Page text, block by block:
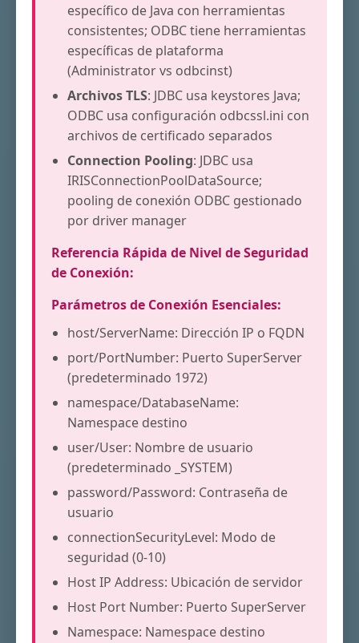
específico de Java con herramientas
consistentes; ODBC tiene herramientas
específicas de plataforma
(Administrator vs odbcinst)
Archivos TLS: JDBC usa keystores Java;
ODBC usa configuración odbcssl.ini con
archivos de certificado separados
Connection Pooling: JDBC usa
IRISConnectionPoolDataSource;
pooling de conexión ODBC gestionado
por driver manager
Referencia Rápida de Nivel de Seguridad
de Conexión:
Parámetros de Conexión Esenciales:
host/ServerName: Dirección IP o FQDN
port/PortNumber: Puerto SuperServer
(predeterminado 1972)
namespace/DatabaseName:
Namespace destino
user/User: Nombre de usuario
(predeterminado _SYSTEM)
password/Password: Contraseña de
usuario
connectionSecurityLevel: Modo de
seguridad (0-10)
Host IP Address: Ubicación de servidor
Host Port Number: Puerto SuperServer
Namespace: Namespace destino